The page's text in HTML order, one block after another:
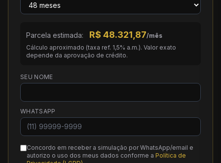
Parcela estimada: R$ 48.321,87/mês
Cálculo aproximado (taxa ref. 1,5% a.m.). Valor exato
depende da aprovação de crédito.
SEU NOME
WHATSAPP
Concordo em receber a simulação por WhatsApp/email e
autorizo o uso dos meus dados conforme a Política de